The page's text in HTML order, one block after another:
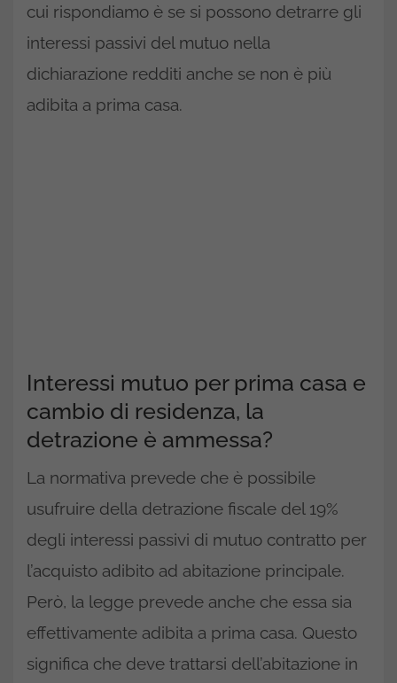
cui rispondiamo è se si possono detrarre gli
interessi passivi del mutuo nella
dichiarazione redditi anche se non è più
adibita a prima casa.
Interessi mutuo per prima casa e
cambio di residenza, la
detrazione è ammessa?
La normativa prevede che è possibile
usufruire della detrazione fiscale del 19%
degli interessi passivi di mutuo contratto per
l’acquisto adibito ad abitazione principale.
Però, la legge prevede anche che essa sia
effettivamente adibita a prima casa. Questo
significa che deve trattarsi dell’abitazione in